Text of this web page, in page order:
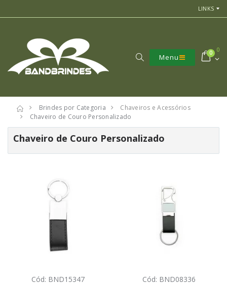
LINKS
Menu
0
0
Brindes por Categoria
Chaveiros e Acessórios
Chaveiro de Couro Personalizado
Chaveiro de Couro Personalizado
Cód: BND15347
Cód: BND08336